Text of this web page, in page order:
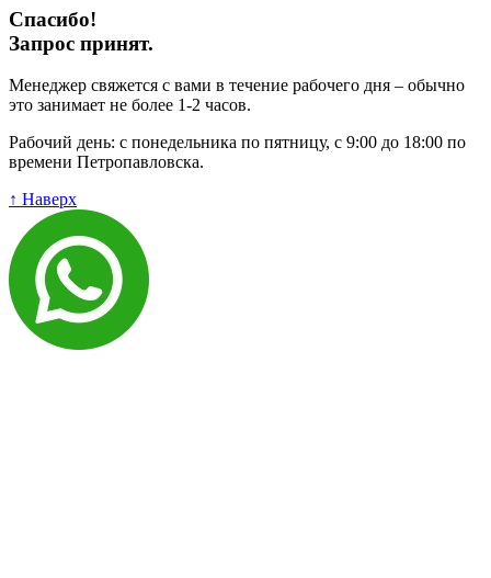
Спасибо!
Запрос принят.
Менеджер свяжется с вами в течение рабочего дня – обычно
это занимает не более 1-2 часов.
Рабочий день: с понедельника по пятницу, с 9:00 до 18:00 по
времени Петропавловска.
↑ Наверх